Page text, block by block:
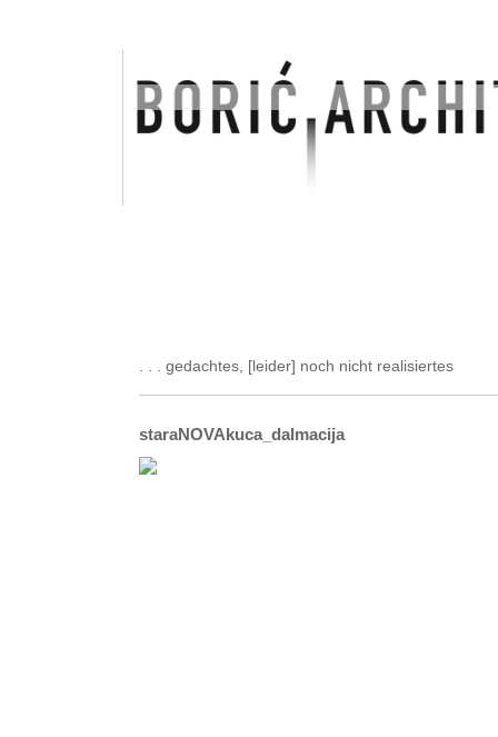
. . . gedachtes, [leider] noch nicht realisiertes
staraNOVAkuca_dalmacija